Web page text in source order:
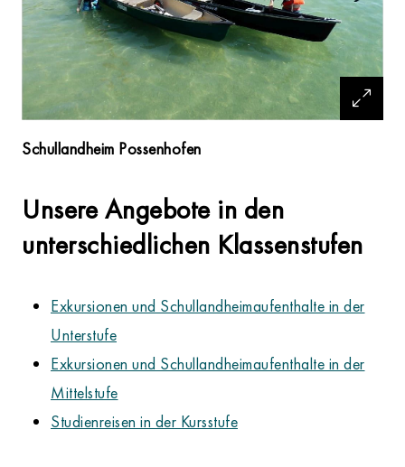
Schullandheim Possenhofen
Unsere Angebote in den
unterschiedlichen Klassenstufen
Exkursionen und Schullandheimaufenthalte in der
Unterstufe
Exkursionen und Schullandheimaufenthalte in der
Mittelstufe
Studienreisen in der Kursstufe